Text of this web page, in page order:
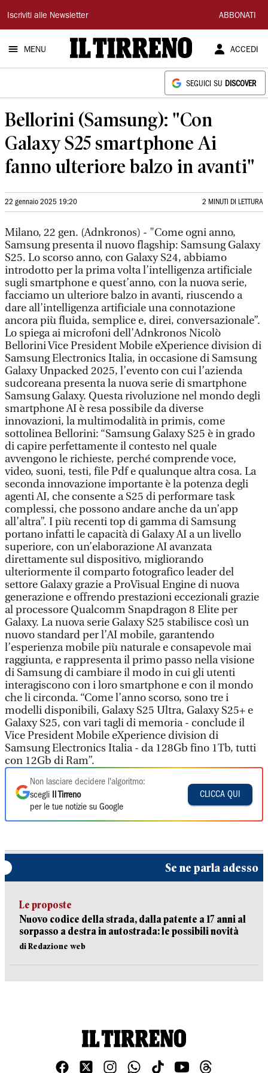
Il
Tirreno
Iscriviti alle Newsletter ABBONATI
MENU ACCEDI
SEGUICI SU DISCOVER
Bellorini (Samsung): "Con
Galaxy S25 smartphone Ai
fanno ulteriore balzo in avanti"
22 gennaio 2025 19:20 2 MINUTI DI LETTURA
Milano, 22 gen. (Adnkronos) - "Come ogni anno,
Samsung presenta il nuovo flagship: Samsung Galaxy
S25. Lo scorso anno, con Galaxy S24, abbiamo
introdotto per la prima volta l’intelligenza artificiale
sugli smartphone e quest’anno, con la nuova serie,
facciamo un ulteriore balzo in avanti, riuscendo a
dare all’intelligenza artificiale una connotazione
ancora più fluida, semplice e, direi, conversazionale”.
Lo spiega ai microfoni dell’Adnkronos Nicolò
Bellorini Vice President Mobile eXperience division di
Samsung Electronics Italia, in occasione di Samsung
Galaxy Unpacked 2025, l’evento con cui l’azienda
sudcoreana presenta la nuova serie di smartphone
Samsung Galaxy. Questa rivoluzione nel mondo degli
smartphone AI è resa possibile da diverse
innovazioni, la multimodalità in primis, come
sottolinea Bellorini: “Samsung Galaxy S25 è in grado
di capire perfettamente il contesto nel quale
avvengono le richieste, perché comprende voce,
video, suoni, testi, file Pdf e qualunque altra cosa. La
seconda innovazione importante è la potenza degli
agenti AI, che consente a S25 di performare task
complessi, che possono andare anche da un’app
all’altra”. I più recenti top di gamma di Samsung
portano infatti le capacità di Galaxy AI a un livello
superiore, con un’elaborazione AI avanzata
direttamente sul dispositivo, migliorando
ulteriormente il comparto fotografico leader del
settore Galaxy grazie a ProVisual Engine di nuova
generazione e offrendo prestazioni eccezionali grazie
al processore Qualcomm Snapdragon 8 Elite per
Galaxy. La nuova serie Galaxy S25 stabilisce così un
nuovo standard per l’AI mobile, garantendo
l’esperienza mobile più naturale e consapevole mai
raggiunta, e rappresenta il primo passo nella visione
di Samsung di cambiare il modo in cui gli utenti
interagiscono con i loro smartphone e con il mondo
che li circonda. “Come l’anno scorso, sono tre i
modelli disponibili, Galaxy S25 Ultra, Galaxy S25+ e
Galaxy S25, con vari tagli di memoria - conclude il
Vice President Mobile eXperience division di
Samsung Electronics Italia - da 128Gb fino 1Tb, tutti
con 12Gb di Ram”.
Non lasciare decidere l'algoritmo:
scegli
Il Tirreno
per le tue notizie su Google
CLICCA QUI
Se ne parla adesso
Le proposte
Nuovo codice della strada, dalla patente a 17 anni al
sorpasso a destra in autostrada: le possibili novità
di Redazione web